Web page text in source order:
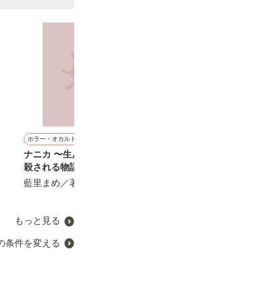
ホラー・オカルト
ナニカ 〜生んで、逃げて、
殺される物語〜
藍里まめ／著
もっと見る
条件を変える